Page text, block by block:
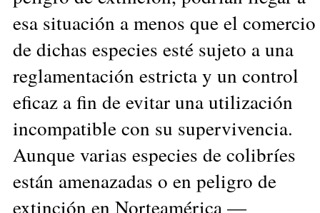
esa situación a menos que el comercio
de dichas especies esté sujeto a una
reglamentación estricta y un control
eficaz a fin de evitar una utilización
incompatible con su supervivencia.
Aunque varias especies de colibríes
están amenazadas o en peligro de
extinción en Norteamérica —